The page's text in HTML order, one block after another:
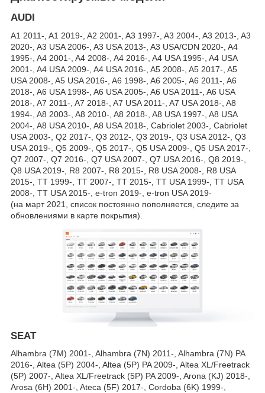
AUDI
A1 2011-, A1 2019-, A2 2001-, A3 1997-, A3 2004-, A3 2013-, A3
2020-, A3 USA 2006-, A3 USA 2013-, A3 USA/CDN 2020-, A4
1995-, A4 2001-, A4 2008-, A4 2016-, A4 USA 1995-, A4 USA
2001-, A4 USA 2009-, A4 USA 2016-, A5 2008-, A5 2017-, A5
USA 2008-, A5 USA 2016-, A6 1998-, A6 2005-, A6 2011-, A6
2018-, A6 USA 1998-, A6 USA 2005-, A6 USA 2011-, A6 USA
2018-, A7 2011-, A7 2018-, A7 USA 2011-, A7 USA 2018-, A8
1994-, A8 2003-, A8 2010-, A8 2018-, A8 USA 1997-, A8 USA
2004-, A8 USA 2010-, A8 USA 2018-, Cabriolet 2003-, Cabriolet
USA 2003-, Q2 2017-, Q3 2012-, Q3 2019-, Q3 USA 2012-, Q3
USA 2019-, Q5 2009-, Q5 2017-, Q5 USA 2009-, Q5 USA 2017-,
Q7 2007-, Q7 2016-, Q7 USA 2007-, Q7 USA 2016-, Q8 2019-,
Q8 USA 2019-, R8 2007-, R8 2015-, R8 USA 2008-, R8 USA
2015-, TT 1999-, TT 2007-, TT 2015-, TT USA 1999-, TT USA
2008-, TT USA 2015-, e-tron 2019-, e-tron USA 2019-
(на март 2021, список постоянно пополняется, следите за
обновлениями в карте покрытия).
SEAT
Alhambra (7M) 2001-, Alhambra (7N) 2011-, Alhambra (7N) PA
2016-, Altea (5P) 2004-, Altea (5P) PA 2009-, Altea XL/Freetrack
(5P) 2007-, Altea XL/Freetrack (5P) PA 2009-, Arona (KJ) 2018-,
Arosa (6H) 2001-, Ateca (5F) 2017-, Cordoba (6K) 1999-,